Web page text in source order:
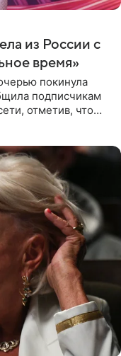
из России с
время»
покинула
подписчикам
отметив, что